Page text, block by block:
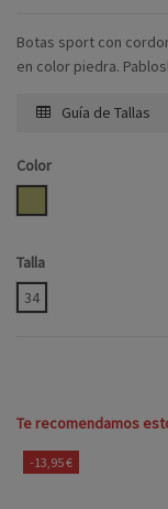
Botas sport con
en color piedra.
Guía de Tallas
Color
Talla
34
Te recomendamos
-13,95 €